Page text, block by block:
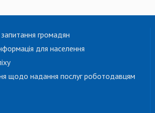
громадян
для населення
щодо надання послуг роботодавцям